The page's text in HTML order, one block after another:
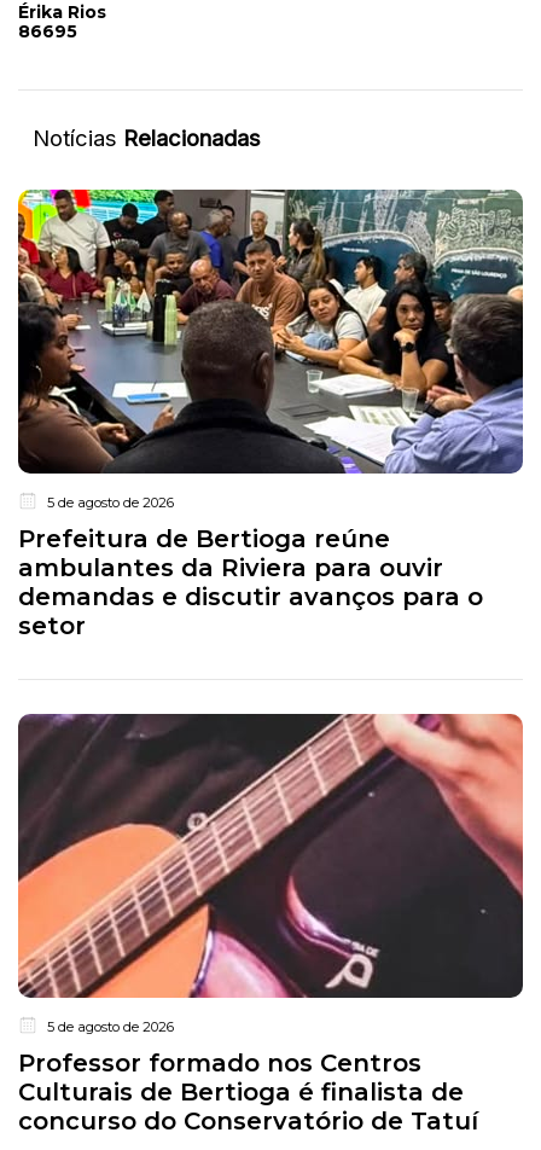
Érika Rios
86695
Notícias Relacionadas
5 de agosto de 2026
Prefeitura de Bertioga reúne
ambulantes da Riviera para ouvir
demandas e discutir avanços para o
setor
5 de agosto de 2026
Professor formado nos Centros
Culturais de Bertioga é finalista de
concurso do Conservatório de Tatuí